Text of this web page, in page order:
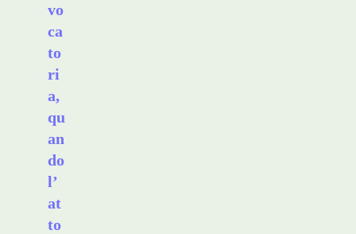
vo
ca
to
ri
a,
qu
an
do
l’
at
to